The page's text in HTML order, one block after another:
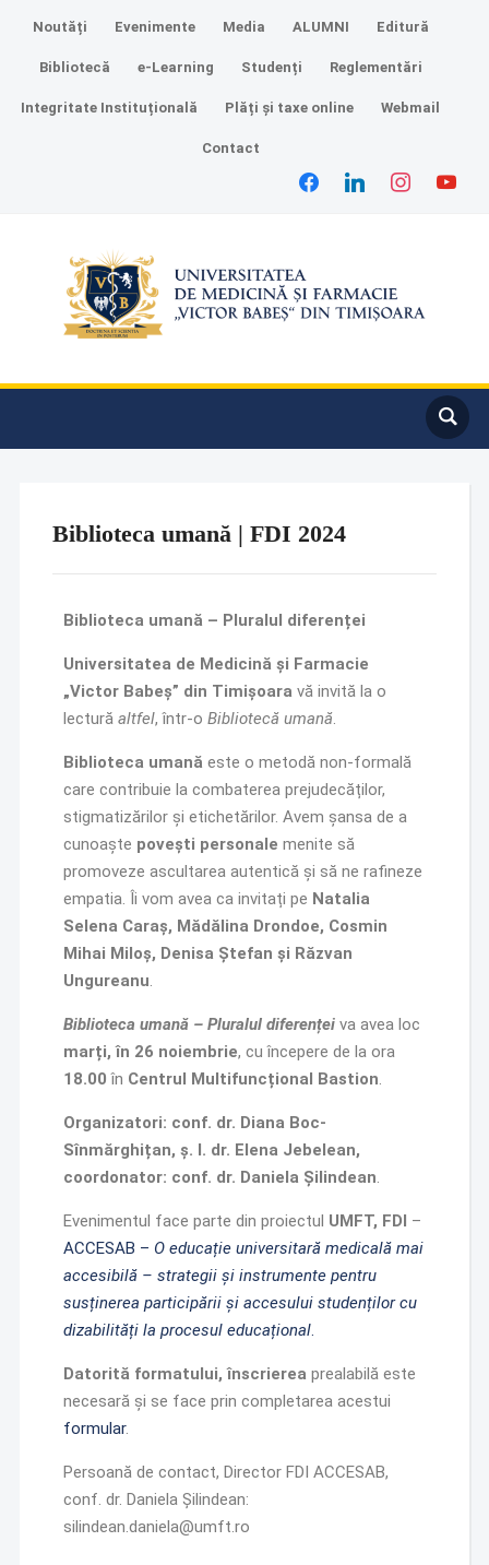
Noutăți Evenimente Media ALUMNI Editură
Bibliotecă e-Learning Studenți Reglementări
Integritate Instituțională Plăți și taxe online Webmail
Contact
Biblioteca umană | FDI 2024
Biblioteca umană – Pluralul diferenței
Universitatea de Medicină și Farmacie
„Victor Babeș” din Timișoara vă invită la o
lectură altfel, într-o Bibliotecă umană.
Biblioteca umană este o metodă non-formală
care contribuie la combaterea prejudecăților,
stigmatizărilor și etichetărilor. Avem șansa de a
cunoaște povești personale menite să
promoveze ascultarea autentică și să ne rafineze
empatia. Îi vom avea ca invitați pe Natalia
Selena Caraș, Mădălina Drondoe, Cosmin
Mihai Miloș, Denisa Ștefan și Răzvan
Ungureanu.
Biblioteca umană – Pluralul diferențeiva avea loc
marți, în 26 noiembrie, cu începere de la ora
18.00 în Centrul Multifuncțional Bastion.
Organizatori: conf. dr. Diana Boc-
Sînmărghițan, ș. l. dr. Elena Jebelean,
coordonator: conf. dr. Daniela Șilindean.
Evenimentul face parte din proiectul UMFT, FDI –
ACCESAB – O educație universitară medicală mai
accesibilă – strategii și instrumente pentru
susținerea participării și accesului studenților cu
dizabilități la procesul educațional.
Datorită formatului, înscrierea prealabilă este
necesară și se face prin completarea acestui
formular.
Persoană de contact, Director FDI ACCESAB,
conf. dr. Daniela Șilindean:
silindean.daniela@umft.ro